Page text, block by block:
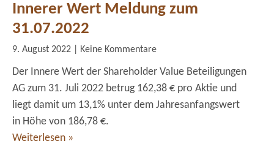
Innerer Wert Meldung zum
31.07.2022
9. August 2022 Keine Kommentare
Der Innere Wert der Shareholder Value Beteiligungen
AG zum 31. Juli 2022 betrug 162,38 € pro Aktie und
liegt damit um 13,1% unter dem Jahresanfangswert
in Höhe von 186,78 €.
Weiterlesen »